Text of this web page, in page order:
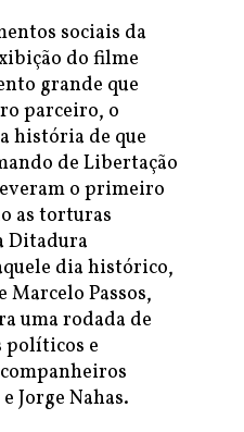
sociais da
do filme
grande que
parceiro, o
história de que
de Libertação
o primeiro
as torturas
Ditadura
dia histórico,
Passos,
uma rodada de
políticos e
Jorge Nahas.